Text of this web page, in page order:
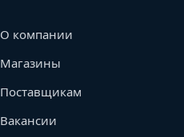
О компании
Магазины
Поставщикам
Вакансии